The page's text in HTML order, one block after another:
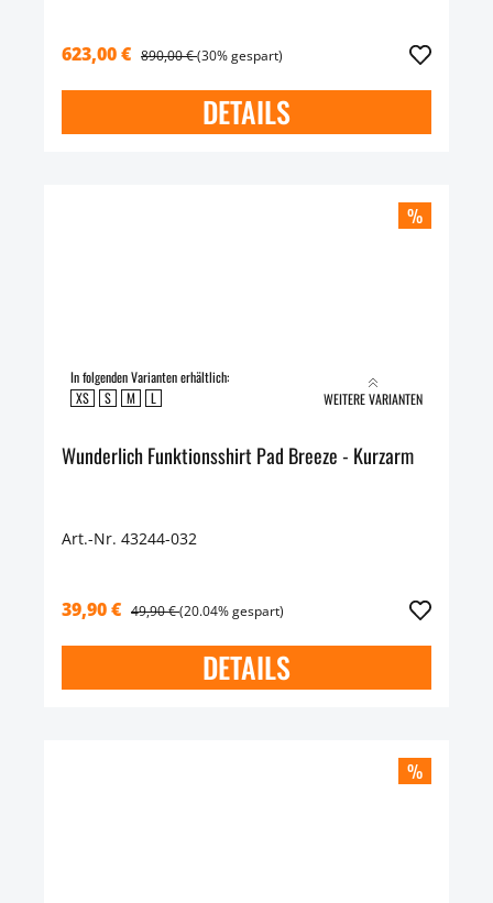
623,00 € 890,00 €(30% gespart)
DETAILS
%
In folgenden Varianten erhältlich:
XS
S M L WEITERE VARIANTEN
Wunderlich Funktionsshirt Pad Breeze - Kurzarm
Art.-Nr. 43244-032
39,90 € 49,90 €(20.04% gespart)
DETAILS
%